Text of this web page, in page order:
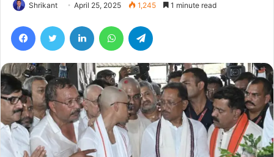
Shrikant April 25, 2025 1,245 1 minute read